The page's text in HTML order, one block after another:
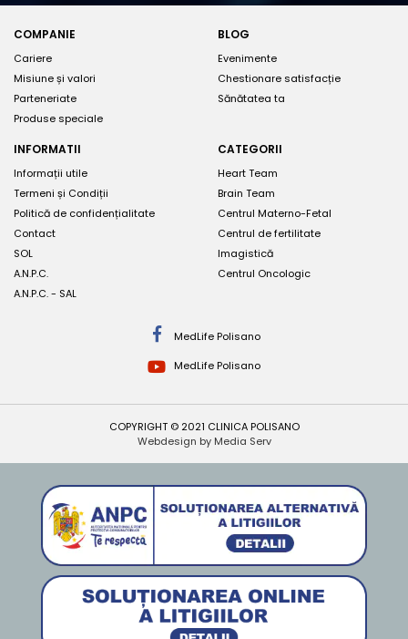
COMPANIE
Cariere
Misiune și valori
Parteneriate
Produse speciale
BLOG
Evenimente
Chestionare satisfacție
Sănătatea ta
INFORMATII
Informații utile
Termeni și Condiții
Politică de confidențialitate
Contact
SOL
A.N.P.C.
A.N.P.C. - SAL
CATEGORII
Heart Team
Brain Team
Centrul Materno-Fetal
Centrul de fertilitate
Imagistică
Centrul Oncologic
MedLife Polisano
MedLife Polisano
COPYRIGHT © 2021 CLINICA POLISANO
Webdesign by Media Serv